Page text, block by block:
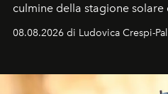
culmine della stagione
favorevole della Luna nuova
ideale per la notte delle
08.08.2026 di Ludovica Crespi-